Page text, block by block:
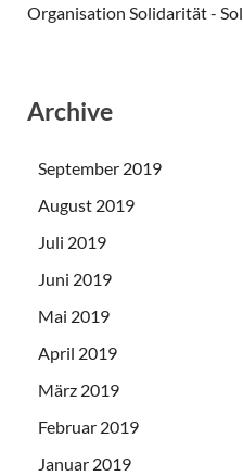
Organisation Solidarität - Sol
Archive
September 2019
August 2019
Juli 2019
Juni 2019
Mai 2019
April 2019
März 2019
Februar 2019
Januar 2019